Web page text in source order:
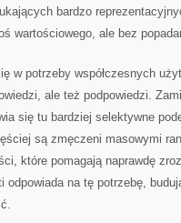
bardzo
wartościowego, ale bez
w potrzeby współczesnych
ale też podpowiedzi.
się tu bardziej selektywne
są zmęczeni masowymi
które pomagają naprawdę
na tę potrzebę,